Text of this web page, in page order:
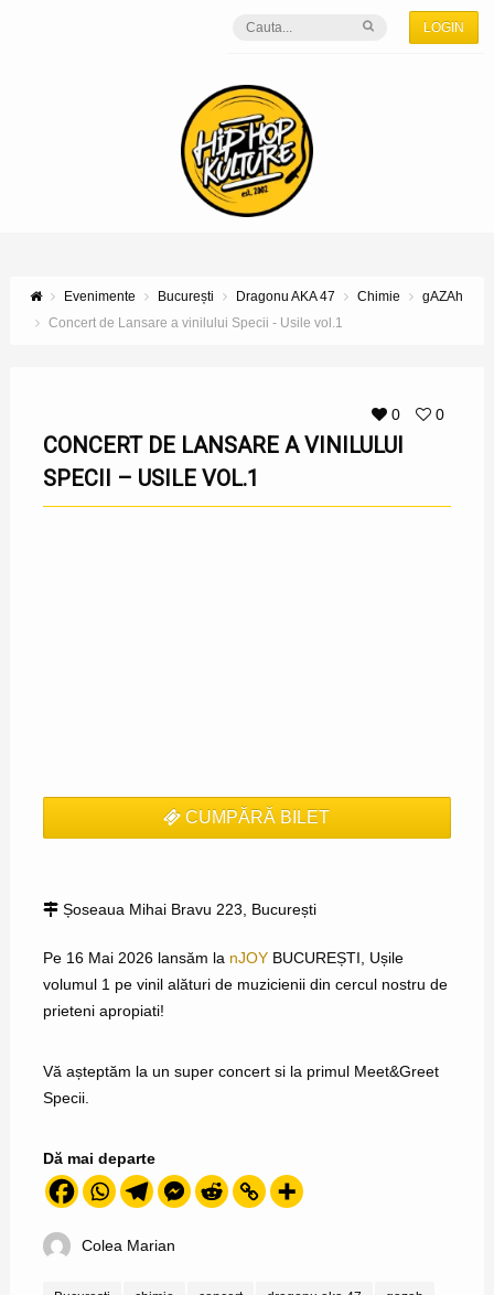
LOGIN
Evenimente București Dragonu AKA 47 Chimie
gAZAh
Concert de Lansare a vinilului Specii - Usile vol.1
0 0
CONCERT DE LANSARE A VINILULUI
SPECII – USILE VOL.1
CUMPĂRĂ BILET
Șoseaua Mihai Bravu 223, București
Pe 16 Mai 2026 lansăm la nJOYBUCUREȘTI, Ușile
volumul 1 pe vinil alături de muzicienii din cercul nostru de
prieteni apropiati!
Vă așteptăm la un super concert si la primul Meet&Greet
Specii.
Dă mai departe
Colea Marian